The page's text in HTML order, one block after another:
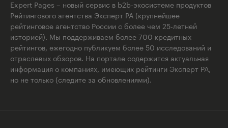
Expert Pages – новый сервис в b2b-экосистеме продуктов
Рейтингового агентства Эксперт РА (крупнейшее
рейтинговое агентство России с более чем 25-летней
историей). Мы поддерживаем более 700 кредитных
рейтингов, ежегодно публикуем более 50 исследований и
отраслевых обзоров. На портале содержится актуальная
информация о компаниях, имеющих рейтинги Эксперт РА,
но не только (следите за обновлениями).